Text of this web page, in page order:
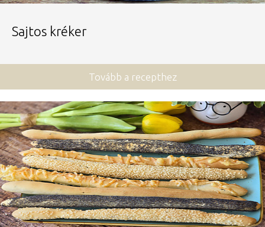
Sajtos kréker
Tovább a recepthez